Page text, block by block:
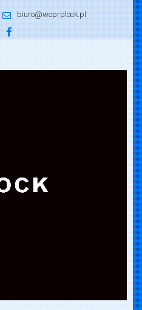
biuro@woprplock.pl